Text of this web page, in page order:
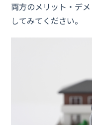
両方のメリット・デ
してみてください。